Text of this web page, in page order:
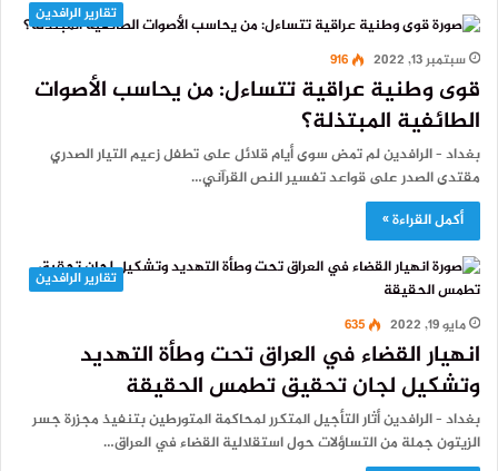
تقارير الرافدين
سبتمبر 13, 2022
916
قوى وطنية عراقية تتساءل: من يحاسب الأصوات
الطائفية المبتذلة؟
بغداد – الرافدين لم تمض سوى أيام قلائل على تطفل زعيم التيار الصدري
مقتدى الصدر على قواعد تفسير النص القرآني…
أكمل القراءة »
تقارير الرافدين
مايو 19, 2022
635
انهيار القضاء في العراق تحت وطأة التهديد
وتشكيل لجان تحقيق تطمس الحقيقة
بغداد – الرافدين أثار التأجيل المتكرر لمحاكمة المتورطين بتنفيذ مجزرة جسر
الزيتون جملة من التساؤلات حول استقلالية القضاء في العراق…